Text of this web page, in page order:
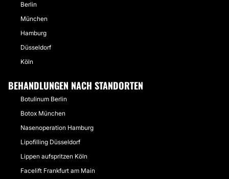
Berlin
München
Hamburg
Düsseldorf
Köln
BEHANDLUNGEN NACH STANDORTEN
Botulinum Berlin
Botox München
Nasenoperation Hamburg
Lipofilling Düsseldorf
Lippen aufspritzen Köln
Facelift Frankfurt am Main